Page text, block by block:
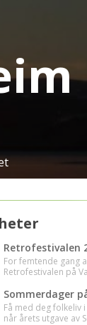
For femtende gang
Retrofestivalen på
Sommerdager
Få med deg folkeliv
når årets utgave av